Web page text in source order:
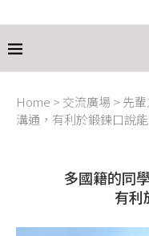
Home > 交流廣場 > 先
溝通，有利於鍛鍊口說
多國籍的同
有利